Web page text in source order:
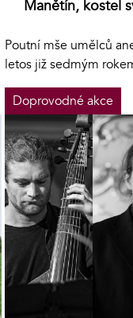
Manětín, kostel
Poutní mše umělců
letos již sedmým
Doprovodné akce